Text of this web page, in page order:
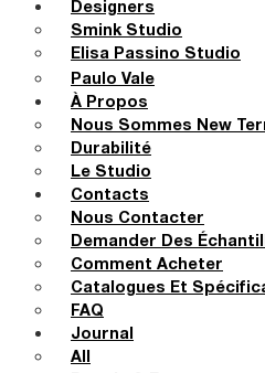
Designers
Smink Studio
Elisa Passino Studio
Paulo Vale
À Propos
Nous Sommes New
Durabilité
Le Studio
Contacts
Nous Contacter
Demander Des
Comment Acheter
Catalogues Et
FAQ
Journal
All